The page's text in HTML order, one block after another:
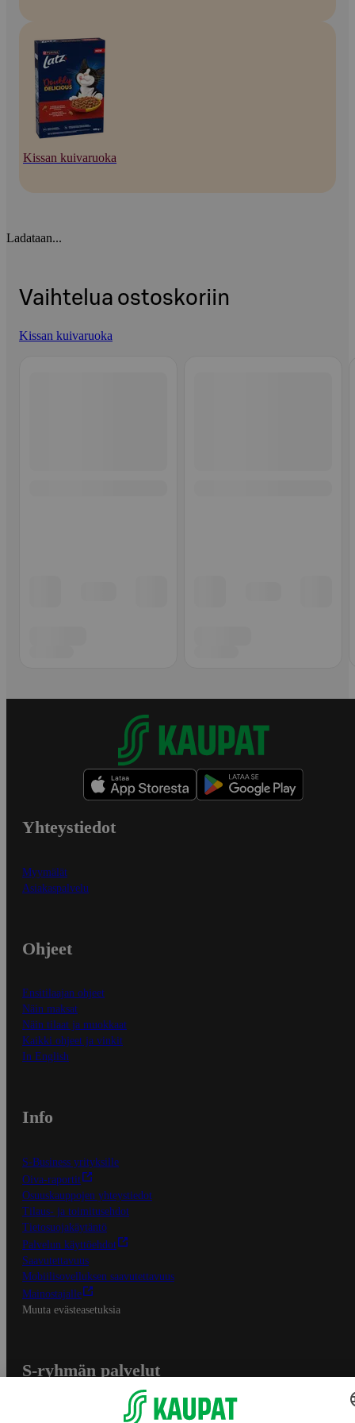
Kissan kuivaruoka
Ladataan...
Vaihtelua ostoskoriin
Kissan kuivaruoka
Yhteystiedot
Myymälät
Asiakaspalvelu
Ohjeet
Ensitilaajan ohjeet
Näin maksat
Näin tilaat ja muokkaat
Kaikki ohjeet ja vinkit
In English
Info
S-Business yrityksille
Oiva-raportit
Osuuskauppojen yhteystiedot
Tilaus- ja toimitusehdot
Tietosuojakäytäntö
Palvelun käyttöehdot
Saavutettavuus
Mobiilisovelluksen saavutettavuus
Mainostajalle
Muuta evästeasetuksia
S-ryhmän palvelut